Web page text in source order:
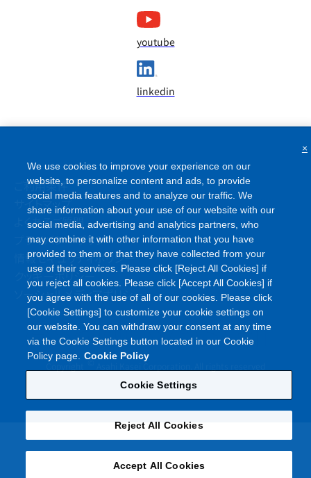
youtube
linkedin
ご利用条件
サイトマップ
よくあるご質問
プライバシーポリシー
情報セキュリティポリシー
クッキーポリシー
ソーシャルメディアポリシー
©
We use cookies to improve your experience on our
website, to personalize content and ads, to provide
social media features and to analyze our traffic. We
share information about your use of our website with our
social media, advertising and analytics partners, who
may combine it with other information that you have
provided to them or that they have collected from your
use of their services. Please click [Reject All Cookies] if
you reject all cookies. Please click [Accept All Cookies] if
you agree with the use of all of our cookies. Please click
[Cookie Settings] to customize your cookie settings on
our website. You can withdraw your consent at any time
via the Cookie Settings button located in our Cookie
Policy page. Cookie Policy
Cookie Settings
Reject All Cookies
Accept All Cookies
×